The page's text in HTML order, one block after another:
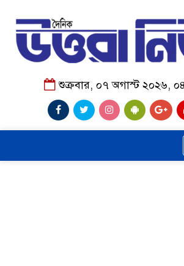
শুক্রবার, ০৭ অগাস্ট ২০২৬,